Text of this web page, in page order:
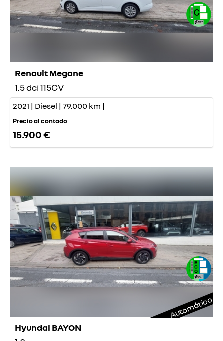
Renault Megane
1.5 dci 115CV
2021 | Diesel | 79.000 km |
Precio al contado
15.900 €
Automático
Hyundai BAYON